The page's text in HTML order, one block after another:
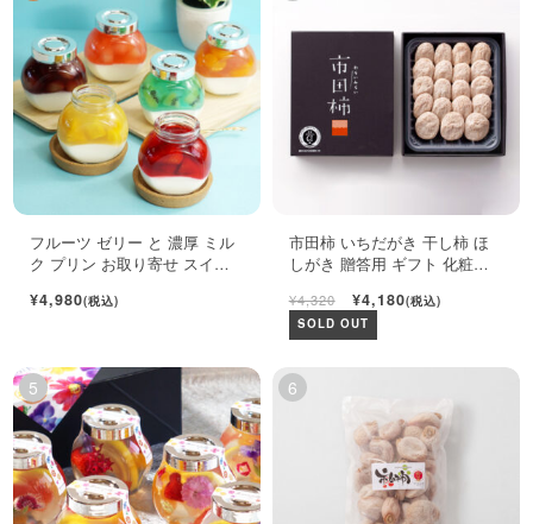
フルーツ ゼリー と 濃厚 ミル
ク プリン お取り寄せ スイー
¥4,980(税込)
市田柿 いちだがき 干し柿 ほ
しがき 贈答用 ギフト 化粧箱
¥4,320 ¥4,180(税込)
SOLD OUT